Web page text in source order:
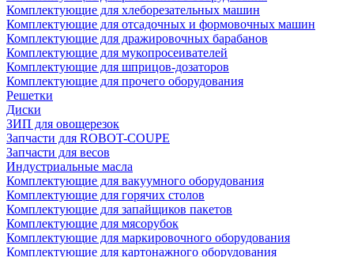
Комплектующие для хлеборезательных машин
Комплектующие для отсадочных и формовочных машин
Комплектующие для дражировочных барабанов
Комплектующие для мукопросеивателей
Комплектующие для шприцов-дозаторов
Комплектующие для прочего оборудования
Решетки
Диски
ЗИП для овощерезок
Запчасти для ROBOT-COUPE
Запчасти для весов
Индустриальные масла
Комплектующие для вакуумного оборудования
Комплектующие для горячих столов
Комплектующие для запайщиков пакетов
Комплектующие для мясорубок
Комплектующие для маркировочного оборудования
Комплектующие для картонажного оборудования